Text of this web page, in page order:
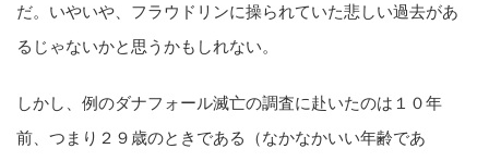
だ。いやいや、フラウドリンに操られていた悲しい過去があ
るじゃないかと思うかもしれない。
しかし、例のダナフォール滅亡の調査に赴いたのは１０年
前、つまり２９歳のときである（なかなかいい年齢であ